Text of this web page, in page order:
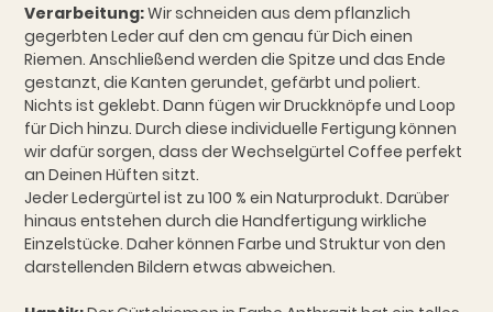
Verarbeitung:Wir schneiden aus dem pflanzlich
gegerbten Leder auf den cm genau für Dich einen
Riemen. Anschließend werden die Spitze und das Ende
gestanzt, die Kanten gerundet, gefärbt und poliert.
Nichts ist geklebt. Dann fügen wir Druckknöpfe und Loop
für Dich hinzu. Durch diese individuelle Fertigung können
wir dafür sorgen, dass der Wechselgürtel Coffee perfekt
an Deinen Hüften sitzt.
Jeder Ledergürtel ist zu 100 % ein Naturprodukt. Darüber
hinaus entstehen durch die Handfertigung wirkliche
Einzelstücke. Daher können Farbe und Struktur von den
darstellenden Bildern etwas abweichen.